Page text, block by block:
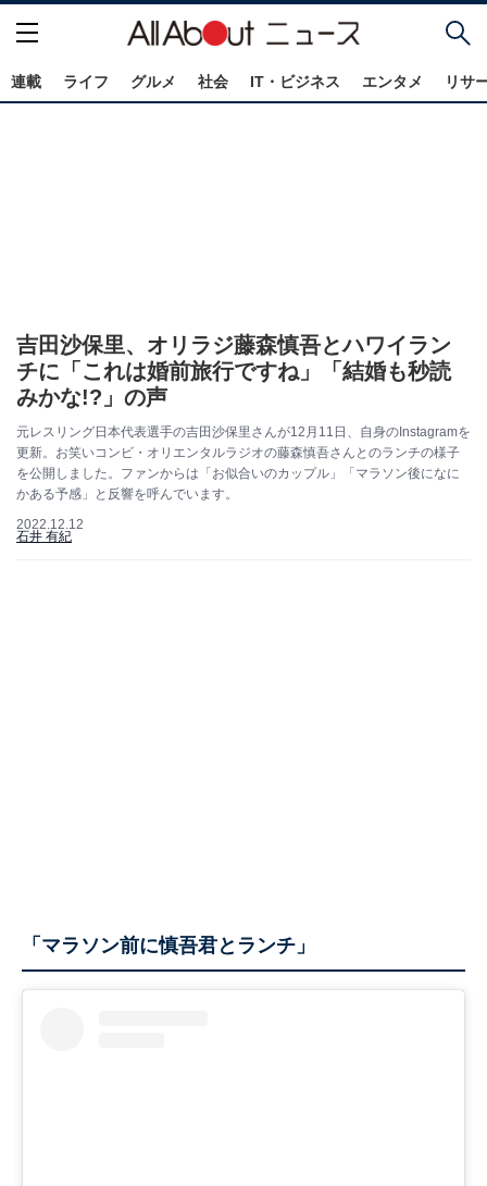
連載 ライフ グルメ 社会 IT・ビジネス エンタメ リサ
吉田沙保里、オリラジ藤森慎吾とハワイラン
チに「これは婚前旅行ですね」「結婚も秒読
みかな!?」の声
元レスリング日本代表選手の吉田沙保里さんが12月11日、自身のInstagramを
更新。お笑いコンビ・オリエンタルラジオの藤森慎吾さんとのランチの様子
を公開しました。ファンからは「お似合いのカップル」「マラソン後になに
かある予感」と反響を呼んでいます。
2022.12.12
石井 有紀
「マラソン前に慎吾君とランチ」